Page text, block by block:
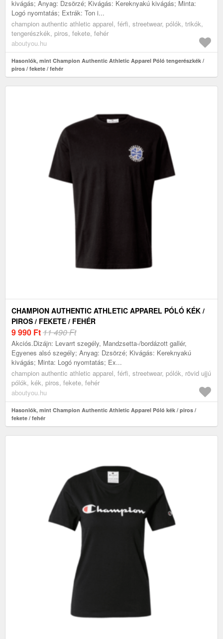
kivágás; Anyag: Dzsörzé; Kivágás: Kereknyakú kivágás; Minta:
Logó nyomtatás; Extrák: Ton i...
champion authentic athletic apparel, férfi, streetwear, pólók, trikók,
tengerészkék, piros, fekete, fehér
aboutyou.hu
Hasonlók, mint Champion Authentic Athletic Apparel Póló tengerészkék /
piros / fekete / fehér
CHAMPION AUTHENTIC ATHLETIC APPAREL PÓLÓ KÉK /
PIROS / FEKETE / FEHÉR
9 990 Ft11 490 Ft
Akciós.Dizájn: Levarrt szegély, Mandzsetta-/bordázott gallér,
Egyenes alsó szegély; Anyag: Dzsörzé; Kivágás: Kereknyakú
kivágás; Minta: Logó nyomtatás; Ex...
champion authentic athletic apparel, férfi, streetwear, pólók, rövid ujjú
pólók, kék, piros, fekete, fehér
aboutyou.hu
Hasonlók, mint Champion Authentic Athletic Apparel Póló kék / piros /
fekete / fehér